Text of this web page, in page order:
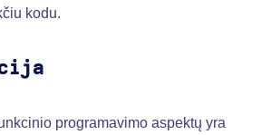
kodu.
programavimo aspektų yra